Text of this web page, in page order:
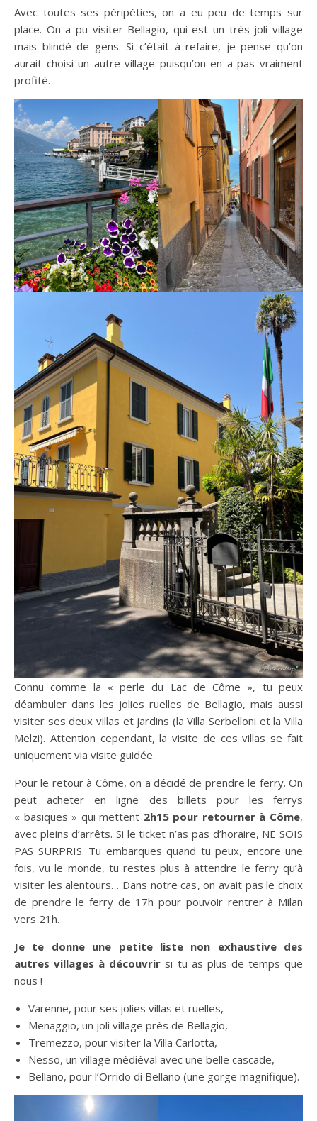
Avec toutes ses péripéties, on a eu peu de temps sur
place. On a pu visiter Bellagio, qui est un très joli village
mais blindé de gens. Si c’était à refaire, je pense qu’on
aurait choisi un autre village puisqu’on en a pas vraiment
profité.
Connu comme la « perle du Lac de Côme », tu peux
déambuler dans les jolies ruelles de Bellagio, mais aussi
visiter ses deux villas et jardins (la Villa Serbelloni et la Villa
Melzi). Attention cependant, la visite de ces villas se fait
uniquement via visite guidée.
Pour le retour à Côme, on a décidé de prendre le ferry. On
peut acheter en ligne des billets pour les ferrys
« basiques » qui mettent 2h15 pour retourner à Côme,
avec pleins d’arrêts. Si le ticket n’as pas d’horaire, NE SOIS
PAS SURPRIS. Tu embarques quand tu peux, encore une
fois, vu le monde, tu restes plus à attendre le ferry qu’à
visiter les alentours… Dans notre cas, on avait pas le choix
de prendre le ferry de 17h pour pouvoir rentrer à Milan
vers 21h.
Je te donne une petite liste non exhaustive des
autres villages à découvrir si tu as plus de temps que
nous !
Varenne, pour ses jolies villas et ruelles,
Menaggio, un joli village près de Bellagio,
Tremezzo, pour visiter la Villa Carlotta,
Nesso, un village médiéval avec une belle cascade,
Bellano, pour l’Orrido di Bellano (une gorge magnifique).